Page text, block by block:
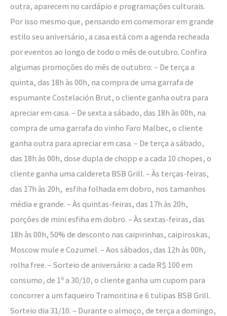
outra, aparecem no cardápio e programações culturais.
Por isso mesmo que, pensando em comemorar em grande
estilo seu aniversário, a casa está com a agenda recheada
por eventos ao longo de todo o mês de outubro. Confira
algumas promoções do mês de outubro: – De terça a
quinta, das 18h às 00h, na compra de uma garrafa de
espumante Costelación Brut, o cliente ganha outra para
apreciar em casa. – De sexta a sábado, das 18h às 00h, na
compra de uma garrafa do vinho Faro Malbec, o cliente
ganha outra para apreciar em casa. – De terça a sábado,
das 18h às 00h, dose dupla de chopp e a cada 10 chopes, o
cliente ganha uma caldereta BSB Grill. – Às terças-feiras,
das 17h às 20h, esfiha folhada em dobro, nos tamanhos
média e grande. – Às quintas-feiras, das 17h às 20h,
porções de mini esfiha em dobro. – Às sextas-feiras, das
18h às 00h, 50% de desconto nas caipirinhas, caipiroskas,
Moscow mule e Cozumel. – Aos sábados, das 12h às 00h,
rolha free. – Sorteio de aniversário: a cada R$ 100 em
consumo, de 1º a 30/10, o cliente ganha um cupom para
concorrer a um faqueiro Tramontina e 6 tulipas BSB Grill.
Sorteio dia 31/10. – Durante o almoço, de terça a domingo,